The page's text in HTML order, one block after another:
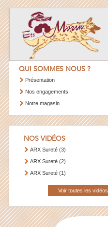
QUI SOMMES NOUS ?
Présentation
Nos engagements
Notre magasin
NOS VIDÉOS
ARX Sureté (3)
ARX Sureté (2)
ARX Sureté (1)
Voir toutes les vidéos